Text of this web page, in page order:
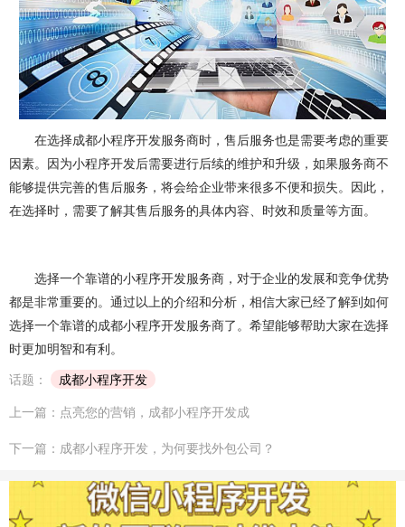
在选择成都小程序开发服务商时，售后服务也是需要考虑的重要
因素。因为小程序开发后需要进行后续的维护和升级，如果服务商不
能够提供完善的售后服务，将会给企业带来很多不便和损失。因此，
在选择时，需要了解其售后服务的具体内容、时效和质量等方面。
选择一个靠谱的小程序开发服务商，对于企业的发展和竞争优势
都是非常重要的。通过以上的介绍和分析，相信大家已经了解到如何
选择一个靠谱的成都小程序开发服务商了。希望能够帮助大家在选择
时更加明智和有利。
话题：
成都小程序开发
上一篇：点亮您的营销，成都小程序开发成
下一篇：成都小程序开发，为何要找外包公司？